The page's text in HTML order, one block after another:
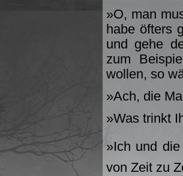
»O, man
habe öfters
und gehe
zum
wollen, so
»Ach, die
»Was trinkt
»Ich und
von Zeit zu